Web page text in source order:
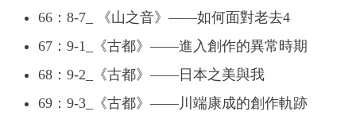
66：8-7_ 《山之音》——如何面對老去4
67：9-1_《古都》——進入創作的異常時期
68：9-2_《古都》——日本之美與我
69：9-3_《古都》——川端康成的創作軌跡